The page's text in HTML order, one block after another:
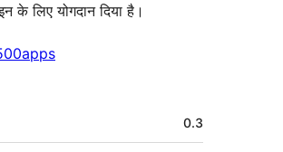
के लिए योगदान दिया है।
0.3